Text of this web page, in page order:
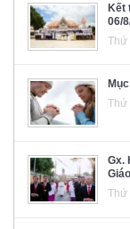
Kết
06/
Thứ
Thứ
Gx.
Thứ